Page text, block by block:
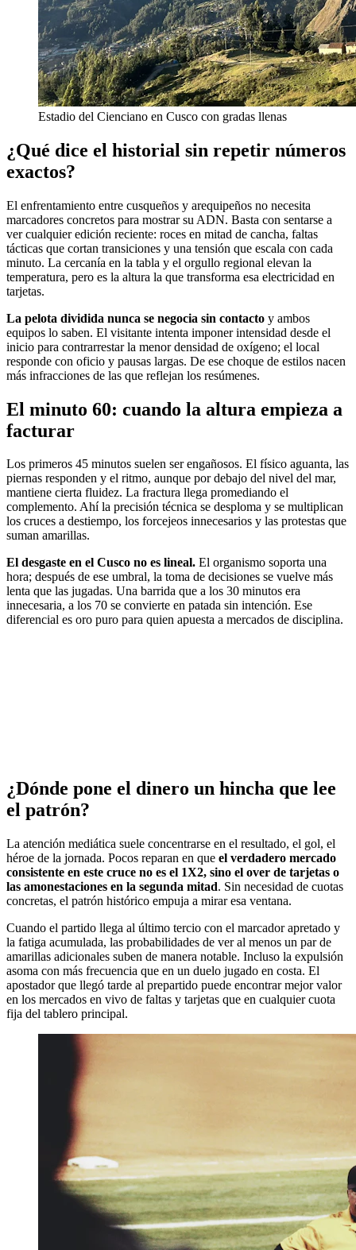
Estadio del Cienciano en Cusco con gradas llenas
¿Qué dice el historial sin repetir números
exactos?
El enfrentamiento entre cusqueños y arequipeños no necesita
marcadores concretos para mostrar su ADN. Basta con sentarse a
ver cualquier edición reciente: roces en mitad de cancha, faltas
tácticas que cortan transiciones y una tensión que escala con cada
minuto. La cercanía en la tabla y el orgullo regional elevan la
temperatura, pero es la altura la que transforma esa electricidad en
tarjetas.
La pelota dividida nunca se negocia sin contacto y ambos
equipos lo saben. El visitante intenta imponer intensidad desde el
inicio para contrarrestar la menor densidad de oxígeno; el local
responde con oficio y pausas largas. De ese choque de estilos nacen
más infracciones de las que reflejan los resúmenes.
El minuto 60: cuando la altura empieza a
facturar
Los primeros 45 minutos suelen ser engañosos. El físico aguanta, las
piernas responden y el ritmo, aunque por debajo del nivel del mar,
mantiene cierta fluidez. La fractura llega promediando el
complemento. Ahí la precisión técnica se desploma y se multiplican
los cruces a destiempo, los forcejeos innecesarios y las protestas que
suman amarillas.
El desgaste en el Cusco no es lineal. El organismo soporta una
hora; después de ese umbral, la toma de decisiones se vuelve más
lenta que las jugadas. Una barrida que a los 30 minutos era
innecesaria, a los 70 se convierte en patada sin intención. Ese
diferencial es oro puro para quien apuesta a mercados de disciplina.
¿Dónde pone el dinero un hincha que lee
el patrón?
La atención mediática suele concentrarse en el resultado, el gol, el
héroe de la jornada. Pocos reparan en que el verdadero mercado
consistente en este cruce no es el 1X2, sino el over de tarjetas o
las amonestaciones en la segunda mitad. Sin necesidad de cuotas
concretas, el patrón histórico empuja a mirar esa ventana.
Cuando el partido llega al último tercio con el marcador apretado y
la fatiga acumulada, las probabilidades de ver al menos un par de
amarillas adicionales suben de manera notable. Incluso la expulsión
asoma con más frecuencia que en un duelo jugado en costa. El
apostador que llegó tarde al prepartido puede encontrar mejor valor
en los mercados en vivo de faltas y tarjetas que en cualquier cuota
fija del tablero principal.